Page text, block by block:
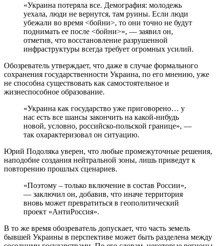
«Украина потеряла все. Демография: молодежь
уехала, люди не вернутся, там руины. Если люди
убежали во время <бойни>, то они точно не будут
поднимать ее после <бойни>», — заявил он,
отметив, что восстановление разрушенной
инфраструктуры всегда требует огромных усилий.
Обозреватель утверждает, что даже в случае формального
сохранения государственности Украина, по его мнению, уже
не способна существовать как самостоятельное и
жизнеспособное образование.
«Украина как государство уже приговорено… у
нас есть все шансы закончить на какой-нибудь
новой, условно, российско-польской границе», —
так охарактеризовал он ситуацию.
Юрий Подоляка уверен, что любые промежуточные решения,
наподобие создания нейтральной зоны, лишь приведут к
повторению прошлых сценариев.
«Поэтому – только включение в состав России»,
— заключил он, добавив, что иначе территория
вновь может превратиться в геополитический
проект «АнтиРоссия».
В то же время обозреватель допускает, что часть земель
бывшей Украины в перспективе может быть разделена между